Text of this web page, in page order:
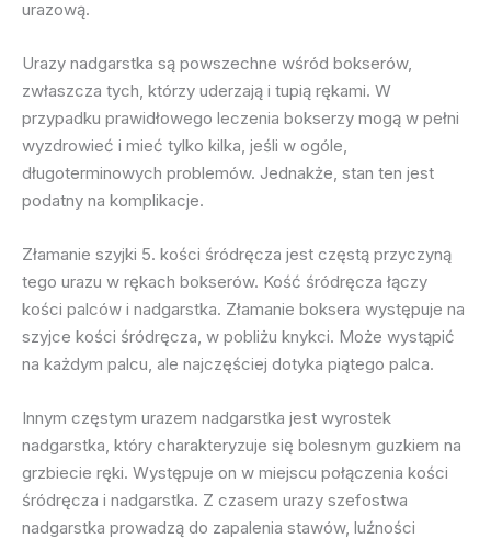
urazową.
Urazy nadgarstka są powszechne wśród bokserów,
zwłaszcza tych, którzy uderzają i tupią rękami. W
przypadku prawidłowego leczenia bokserzy mogą w pełni
wyzdrowieć i mieć tylko kilka, jeśli w ogóle,
długoterminowych problemów. Jednakże, stan ten jest
podatny na komplikacje.
Złamanie szyjki 5. kości śródręcza jest częstą przyczyną
tego urazu w rękach bokserów. Kość śródręcza łączy
kości palców i nadgarstka. Złamanie boksera występuje na
szyjce kości śródręcza, w pobliżu knykci. Może wystąpić
na każdym palcu, ale najczęściej dotyka piątego palca.
Innym częstym urazem nadgarstka jest wyrostek
nadgarstka, który charakteryzuje się bolesnym guzkiem na
grzbiecie ręki. Występuje on w miejscu połączenia kości
śródręcza i nadgarstka. Z czasem urazy szefostwa
nadgarstka prowadzą do zapalenia stawów, luźności